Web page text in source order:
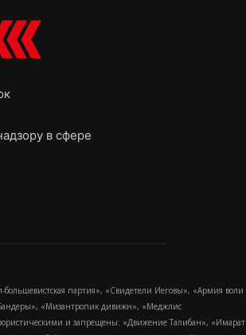
в сфере
партия», «Свидетели Иеговы», «Армия воли
«Мизантропик дивижн», «Меджлис
и запрещены: «Движение Талибан», «Имарат